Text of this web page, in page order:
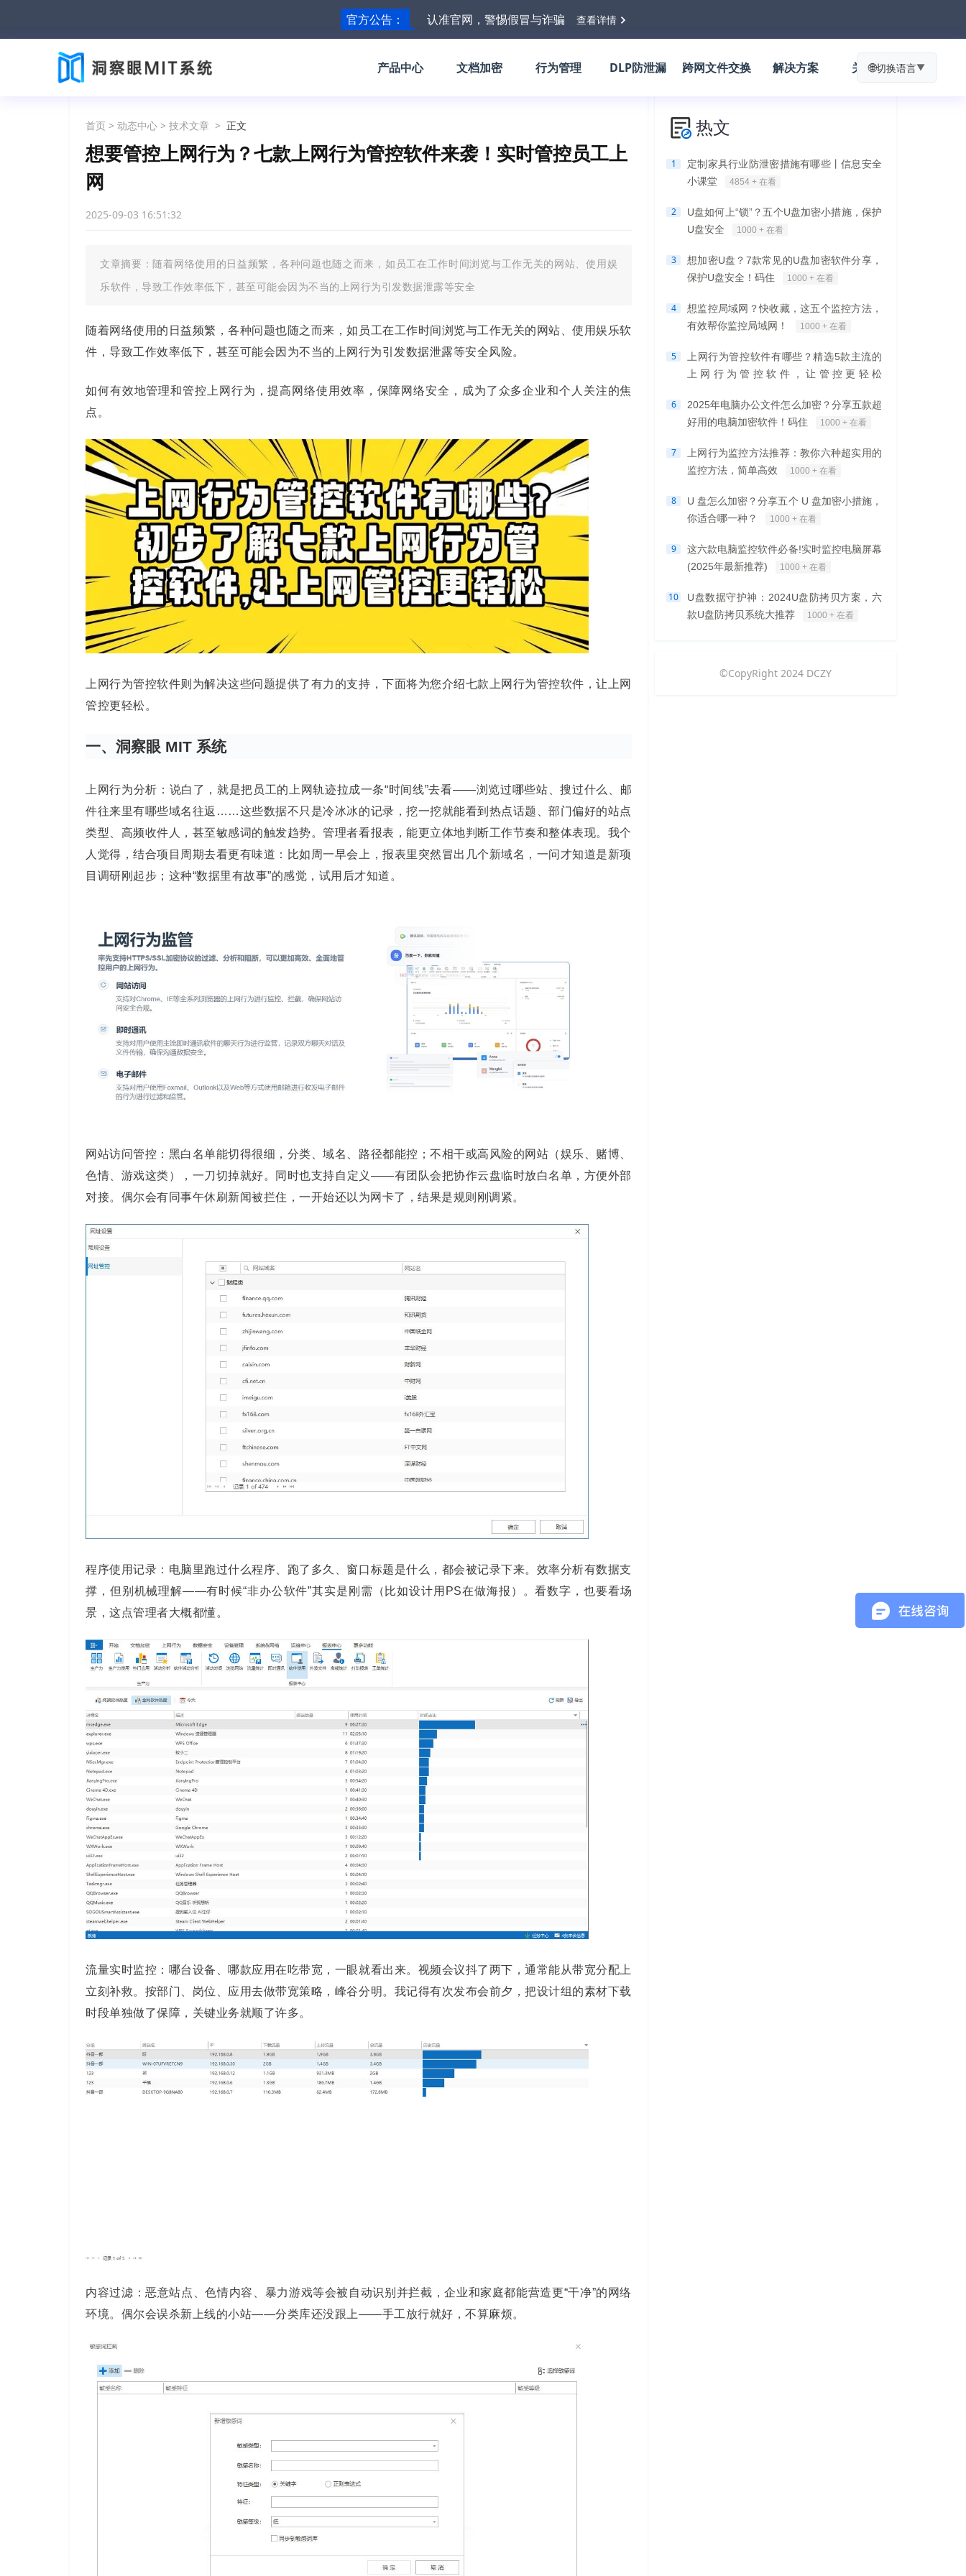
官方公告： 认准官网，警惕假冒与诈骗 查看详情
产品中心 文档加密 行为管理 DLP防泄漏 跨网文件交换 解决方案 关于我们
🌐切换语言▼
首页 > 动态中心 > 技术文章 > 正文
想要管控上网行为？七款上网行为管控软件来袭！实时管控员工上
网
2025-09-03 16:51:32
文章摘要：随着网络使用的日益频繁，各种问题也随之而来，如员工在工作时间浏览与工作无关的网站、使用娱
乐软件，导致工作效率低下，甚至可能会因为不当的上网行为引发数据泄露等安全
随着网络使用的日益频繁，各种问题也随之而来，如员工在工作时间浏览与工作无关的网站、使用娱乐软
件，导致工作效率低下，甚至可能会因为不当的上网行为引发数据泄露等安全风险。
如何有效地管理和管控上网行为，提高网络使用效率，保障网络安全，成为了众多企业和个人关注的焦
点。
上网行为管控软件则为解决这些问题提供了有力的支持，下面将为您介绍七款上网行为管控软件，让上网
管控更轻松。
一、洞察眼 MIT 系统
上网行为分析：说白了，就是把员工的上网轨迹拉成一条“时间线”去看——浏览过哪些站、搜过什么、邮
件往来里有哪些域名往返……这些数据不只是冷冰冰的记录，挖一挖就能看到热点话题、部门偏好的站点
类型、高频收件人，甚至敏感词的触发趋势。管理者看报表，能更立体地判断工作节奏和整体表现。我个
人觉得，结合项目周期去看更有味道：比如周一早会上，报表里突然冒出几个新域名，一问才知道是新项
目调研刚起步；这种“数据里有故事”的感觉，试用后才知道。
网站访问管控：黑白名单能切得很细，分类、域名、路径都能控；不相干或高风险的网站（娱乐、赌博、
色情、游戏这类），一刀切掉就好。同时也支持自定义——有团队会把协作云盘临时放白名单，方便外部
对接。偶尔会有同事午休刷新闻被拦住，一开始还以为网卡了，结果是规则刚调紧。
程序使用记录：电脑里跑过什么程序、跑了多久、窗口标题是什么，都会被记录下来。效率分析有数据支
撑，但别机械理解——有时候“非办公软件”其实是刚需（比如设计用PS在做海报）。看数字，也要看场
景，这点管理者大概都懂。
流量实时监控：哪台设备、哪款应用在吃带宽，一眼就看出来。视频会议抖了两下，通常能从带宽分配上
立刻补救。按部门、岗位、应用去做带宽策略，峰谷分明。我记得有次发布会前夕，把设计组的素材下载
时段单独做了保障，关键业务就顺了许多。
内容过滤：恶意站点、色情内容、暴力游戏等会被自动识别并拦截，企业和家庭都能营造更“干净”的网络
环境。偶尔会误杀新上线的小站——分类库还没跟上——手工放行就好，不算麻烦。
热文
1
定制家具行业防泄密措施有哪些丨信息安全
小课堂
4854 + 在看
2
U盘如何上“锁”？五个U盘加密小措施，保护
U盘安全
1000 + 在看
3
想加密U盘？7款常见的U盘加密软件分享，
保护U盘安全！码住
1000 + 在看
4
想监控局域网？快收藏，这五个监控方法，
有效帮你监控局域网！
1000 + 在看
5
上网行为管控软件有哪些？精选5款主流的
上网行为管控软件，让管控更轻松
6
2025年电脑办公文件怎么加密？分享五款超
好用的电脑加密软件！码住
1000 + 在看
7
上网行为监控方法推荐：教你六种超实用的
监控方法，简单高效
1000 + 在看
8
U 盘怎么加密？分享五个 U 盘加密小措施，
你适合哪一种？
1000 + 在看
9
这六款电脑监控软件必备!实时监控电脑屏幕
(2025年最新推荐)
1000 + 在看
10
U盘数据守护神：2024U盘防拷贝方案，六
款U盘防拷贝系统大推荐
1000 + 在看
©CopyRight 2024 DCZY